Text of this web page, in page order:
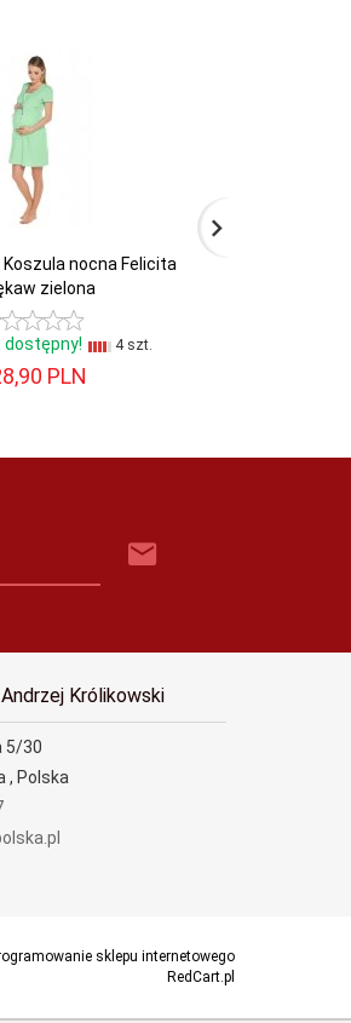
Koszula nocna Felicita
zielona
dostępny! 4 szt.
90 PLN
Królikowski
5/30
, Polska
sklepu internetowego
RedCart.pl